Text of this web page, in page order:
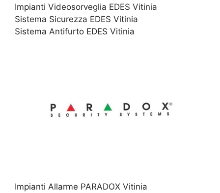
Impianti Videosorveglia EDES Vitinia
Sistema Sicurezza EDES Vitinia
Sistema Antifurto EDES Vitinia
Impianti Allarme PARADOX Vitinia